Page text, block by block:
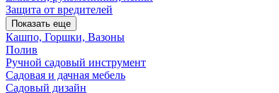
Защита от вредителей
Показать еще
Кашпо, Горшки, Вазоны
Полив
Ручной садовый инструмент
Садовая и дачная мебель
Садовый дизайн